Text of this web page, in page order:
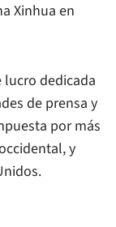
Xinhua en
lucro dedicada
de prensa y
por más
y